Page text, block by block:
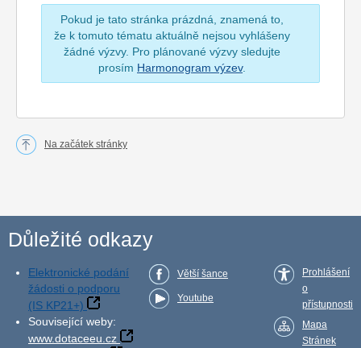
Pokud je tato stránka prázdná, znamená to,
že k tomuto tématu aktuálně nejsou vyhlášeny
žádné výzvy. Pro plánované výzvy sledujte
prosím Harmonogram výzev.
Na začátek stránky
Důležité odkazy
Elektronické podání
žádosti o podporu
(IS KP21+)
Související weby:
www.dotaceeu.cz
Větší šance
Youtube
Prohlášení
o
přístupnosti
Mapa
Stránek